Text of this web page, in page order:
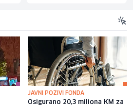
JAVNI POZIVI FONDA
Osigurano 20,3 miliona KM za